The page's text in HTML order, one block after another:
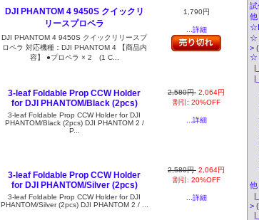
DJI PHANTOM 4 9450S クイックリ
リースプロペラ
DJI PHANTOM 4 9450S クイックリリースプ
ロペラ 対応機種：DJI PHANTOM 4 【商品内
容】 ●プロペラ × 2 (1 C...
1,790円
...詳細
3-leaf Foldable Prop CCW Holder
for DJI PHANTOM/Black (2pcs)
3-leaf Foldable Prop CCW Holder for DJI
PHANTOM/Black (2pcs) DJI PHANTOM 2 /
P...
2,580円 2,064円
割引: 20%OFF
...詳細
3-leaf Foldable Prop CCW Holder
for DJI PHANTOM/Silver (2pcs)
3-leaf Foldable Prop CCW Holder for DJI
PHANTOM/Silver (2pcs) DJI PHANTOM 2 / ...
2,580円 2,064円
割引: 20%OFF
...詳細
試
他
☆
>
☆
他
>